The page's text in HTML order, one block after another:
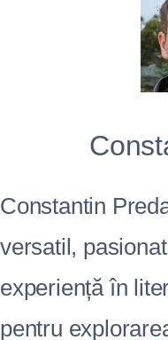
Constantin
versatil,
experiență în
pentru